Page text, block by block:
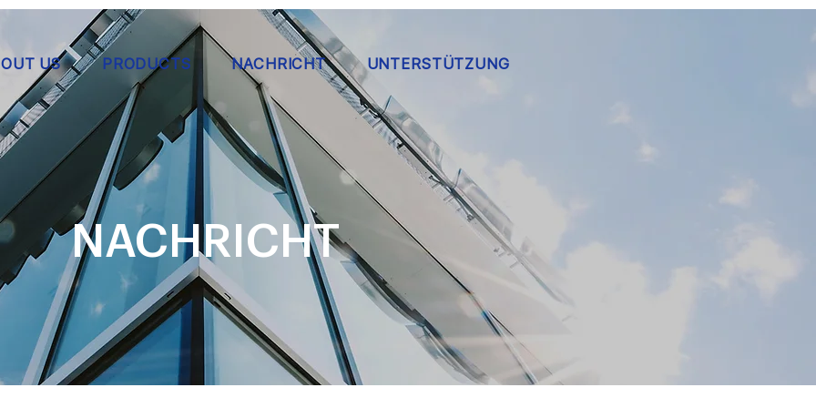
US PRODUCTS NACHRICHT UNTERSTÜTZUNG
NACHRICHT